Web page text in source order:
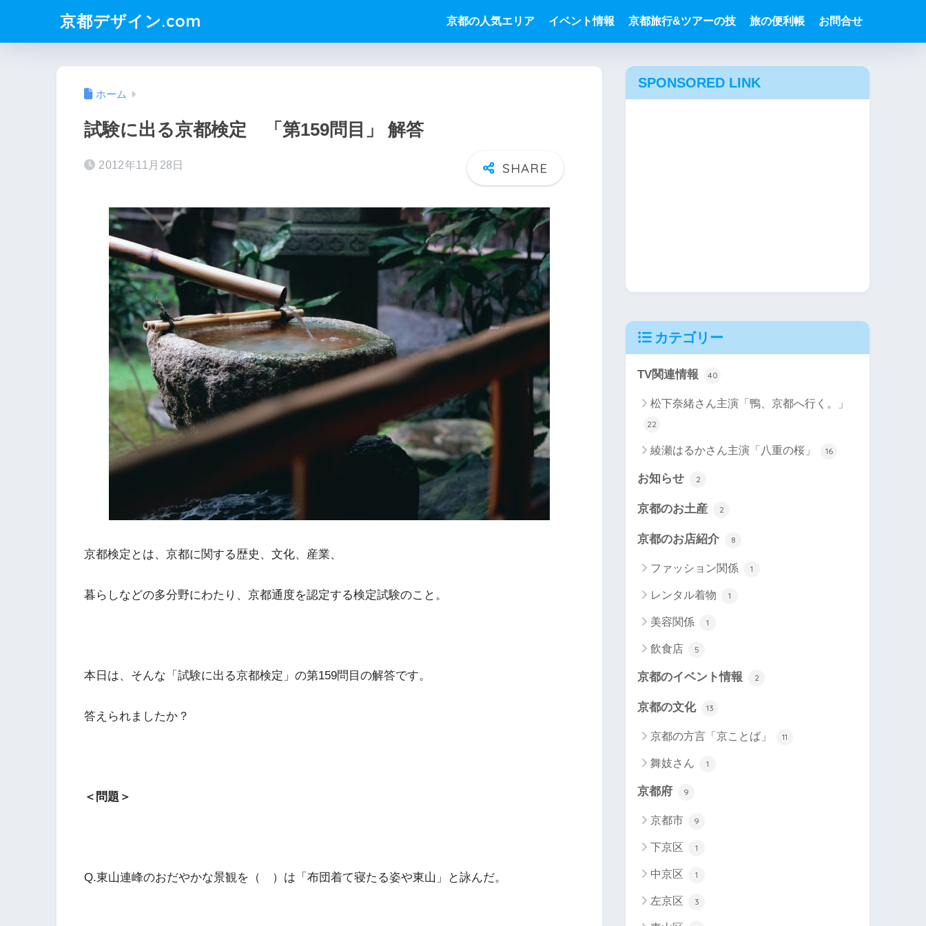
京都デザイン.com 京都の人気エリア イベント情報 京都旅行&ツアーの技 旅の便利帳 お問合せ
ホーム
試験に出る京都検定 「第159問目」 解答
2012年11月28日
京都検定とは、京都に関する歴史、文化、産業、
暮らしなどの多分野にわたり、京都通度を認定する検定試験のこと。
本日は、そんな「試験に出る京都検定」の第159問目の解答です。
答えられましたか？
＜問題＞
Q.東山連峰のおだやかな景観を（ ）は「布団着て寝たる姿や東山」と詠んだ。
SPONSORED LINK
カテゴリー
TV関連情報 40
松下奈緒さん主演「鴨、京都へ行く。」
22
綾瀬はるかさん主演「八重の桜」 16
お知らせ 2
京都のお土産 2
京都のお店紹介 8
ファッション関係 1
レンタル着物 1
美容関係 1
飲食店 5
京都のイベント情報 2
京都の文化 13
京都の方言「京ことば」 11
舞妓さん 1
京都府 9
京都市 9
下京区 1
中京区 1
左京区 3